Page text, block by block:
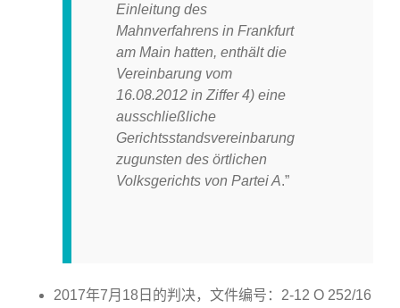
Einleitung des
Mahnverfahrens in Frankfurt
am Main hatten, enthält die
Vereinbarung vom
16.08.2012 in Ziffer 4) eine
ausschließliche
Gerichtsstandsvereinbarung
zugunsten des örtlichen
Volksgerichts von Partei A.”
2017年7月 18 日的判决，文件编号： 2-12 O 252/16